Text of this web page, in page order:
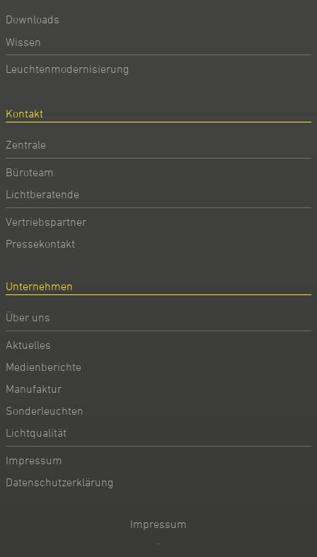
Downloads
Wissen
Leuchtenmodernisierung
Kontakt
Zentrale
Büroteam
Lichtberatende
Vertriebspartner
Pressekontakt
Unternehmen
Über uns
Aktuelles
Medienberichte
Manufaktur
Sonderleuchten
Lichtqualität
Impressum
Datenschutzerklärung
Impressum
·